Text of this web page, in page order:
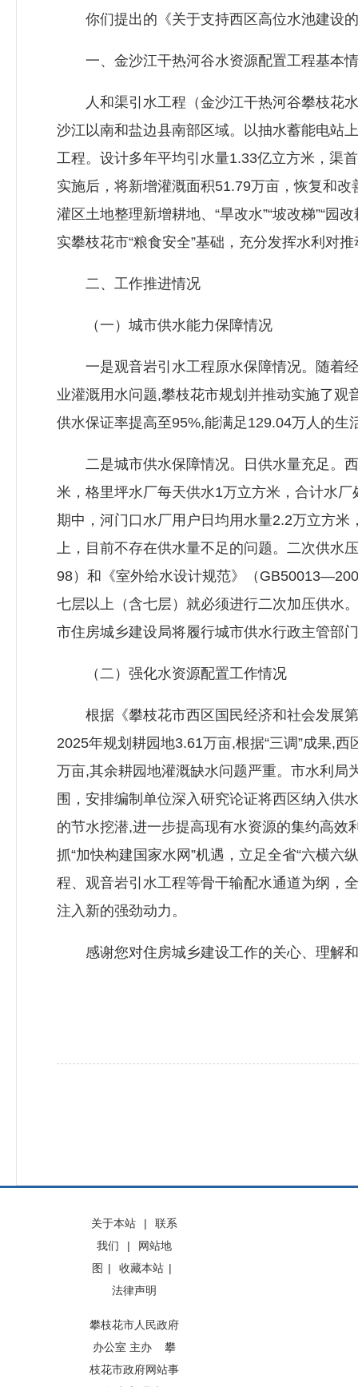
你们提出的《关于支持西区高位水池建设的
一、金沙江干热河谷水资源配置工程基本
人和渠引水工程（金沙江干热河谷攀枝花水
沙江以南和盐边县南部区域。以抽水蓄能电站
工程。设计多年平均引水量1.33亿立方米，渠
实施后，将新增灌溉面积51.79万亩，恢复和
灌区土地整理新增耕地、“旱改水”“坡改梯”“
实攀枝花市“粮食安全”基础，充分发挥水利对
二、工作推进情况
（一）城市供水能力保障情况
一是观音岩引水工程原水保障情况。随着经
业灌溉用水问题,攀枝花市规划并推动实施了
供水保证率提高至95%,能满足129.04万人的生
二是城市供水保障情况。日供水量充足。西
米，格里坪水厂每天供水1万立方米，合计水
期中，河门口水厂用户日均用水量2.2万立方
上，目前不存在供水量不足的问题。二次供水
98）和《室外给水设计规范》（
七层以上（含七层）就必须进行二次加压供水
市住房城乡建设局将履行城市供水行政主管部
（二）强化水资源配置工作情况
根据《攀枝花市西区国民经济和社会发展第
2025年规划耕园地3.61万亩,根据“三调”成果,
万亩,其余耕园地灌溉缺水问题严重。市水利
围，安排编制单位深入研究论证将西区纳入供
的节水挖潜,进一步提高现有水资源的集约高
抓“加快构建国家水网”机遇，立足全省“六横六
程、观音岩引水工程等骨干输配水通道为纲，
注入新的强劲动力。
感谢您对住房城乡建设工作的关心、理解
关于本站 |
联系
我们
|
网站地
图 | 收藏本站 |
法律声明
攀枝花市人民政府
办公室 主办 攀
枝花市政府网站事